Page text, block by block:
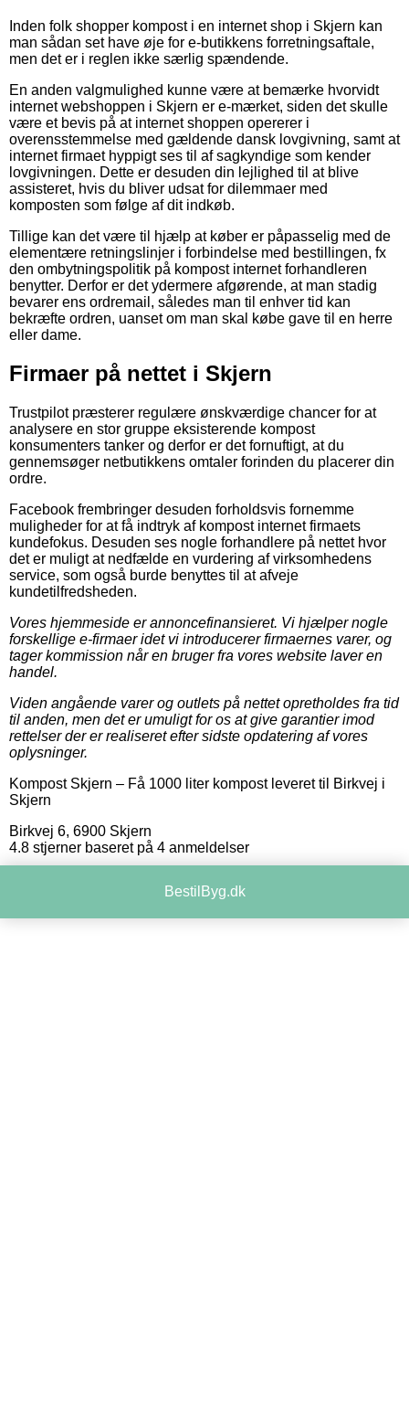
Inden folk shopper kompost i en internet shop i Skjern kan
man sådan set have øje for e-butikkens forretningsaftale,
men det er i reglen ikke særlig spændende.
En anden valgmulighed kunne være at bemærke hvorvidt
internet webshoppen i Skjern er e-mærket, siden det skulle
være et bevis på at internet shoppen opererer i
overensstemmelse med gældende dansk lovgivning, samt at
internet firmaet hyppigt ses til af sagkyndige som kender
lovgivningen. Dette er desuden din lejlighed til at blive
assisteret, hvis du bliver udsat for dilemmaer med
komposten som følge af dit indkøb.
Tillige kan det være til hjælp at køber er påpasselig med de
elementære retningslinjer i forbindelse med bestillingen, fx
den ombytningspolitik på kompost internet forhandleren
benytter. Derfor er det ydermere afgørende, at man stadig
bevarer ens ordremail, således man til enhver tid kan
bekræfte ordren, uanset om man skal købe gave til en herre
eller dame.
Firmaer på nettet i Skjern
Trustpilot præsterer regulære ønskværdige chancer for at
analysere en stor gruppe eksisterende kompost
konsumenters tanker og derfor er det fornuftigt, at du
gennemsøger netbutikkens omtaler forinden du placerer din
ordre.
Facebook frembringer desuden forholdsvis fornemme
muligheder for at få indtryk af kompost internet firmaets
kundefokus. Desuden ses nogle forhandlere på nettet hvor
det er muligt at nedfælde en vurdering af virksomhedens
service, som også burde benyttes til at afveje
kundetilfredsheden.
Vores hjemmeside er annoncefinansieret. Vi hjælper nogle
forskellige e-firmaer idet vi introducerer firmaernes varer, og
tager kommission når en bruger fra vores website laver en
handel.
Viden angående varer og outlets på nettet opretholdes fra tid
til anden, men det er umuligt for os at give garantier imod
rettelser der er realiseret efter sidste opdatering af vores
oplysninger.
Kompost Skjern – Få 1000 liter kompost leveret til Birkvej i
Skjern
Birkvej 6, 6900 Skjern
4.8 stjerner baseret på 4 anmeldelser
BestilByg.dk